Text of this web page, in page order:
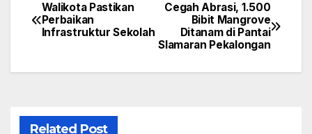
Navigasi
pos
Cegah Abrasi, 1.500
Bibit Mangrove
Ditanam di Pantai
Slamaran Pekalongan
Walikota Pastikan
Perbaikan
Infrastruktur Sekolah
Related Post